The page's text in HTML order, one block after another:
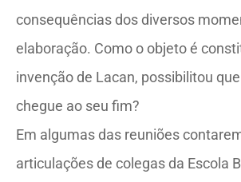
consequências dos diversos
elaboração. Como o objeto é
invenção de Lacan, possibilitou
chegue ao seu fim?
Em algumas das reuniões
articulações de colegas da Escola